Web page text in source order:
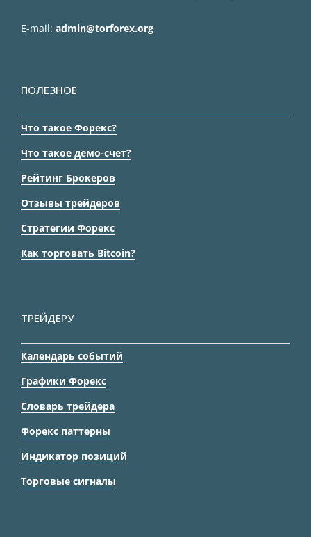
E-mail: admin@torforex.org
ПОЛЕЗНОЕ
Что такое Форекс?
Что такое демо-счет?
Рейтинг Брокеров
Отзывы трейдеров
Стратегии Форекс
Как торговать Bitcoin?
ТРЕЙДЕРУ
Календарь событий
Графики Форекс
Словарь трейдера
Форекс паттерны
Индикатор позиций
Торговые сигналы